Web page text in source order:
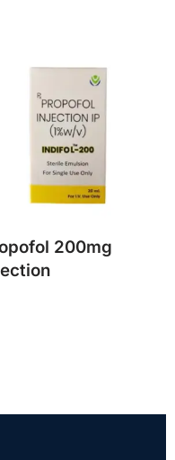
200mg